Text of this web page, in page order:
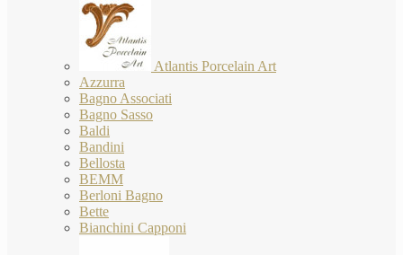
Atlantis Porcelain Art
Azzurra
Bagno Associati
Bagno Sasso
Baldi
Bandini
Bellosta
BEMM
Berloni Bagno
Bette
Bianchini Capponi